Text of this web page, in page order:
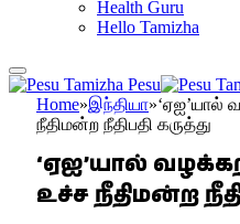
Health Guru
Hello Tamizha
Home»இந்தியா»‘ஏஐ’யால்
நீதிமன்ற நீதிபதி கருத்து
‘ஏஐ’யால்
உச்ச நீதிமன்ற